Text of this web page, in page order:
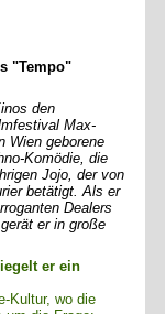
"Tempo"
den
Max-
Wien geborene
Komödie, die
Jojo, der von
betätigt. Als er
Dealers
er in große
er ein
Kultur, wo die